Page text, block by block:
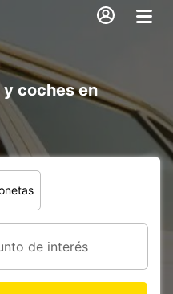
coches en